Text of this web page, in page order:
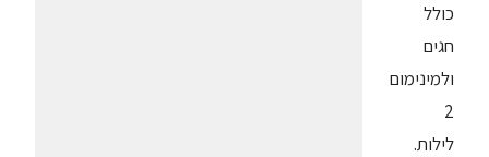
כולל
חגים
ולמינימום
2
לילות.